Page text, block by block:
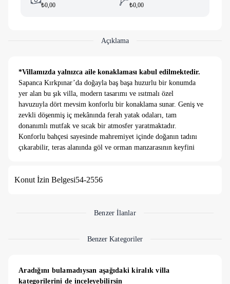
₺0,00
₺0,00
Açıklama
*Villamızda yalnızca aile konaklaması kabul edilmektedir.
Sapanca Kırkpınar’da doğayla baş başa huzurlu bir konumda
yer alan bu şık villa, modern tasarımı ve ısıtmalı özel
havuzuyla dört mevsim konforlu bir konaklama sunar. Geniş ve
zevkli döşenmiş iç mekânında ferah yatak odaları, tam
donanımlı mutfak ve sıcak bir atmosfer yaratmaktadır.
Konforlu bahçesi sayesinde mahremiyet içinde doğanın tadını
çıkarabilir, teras alanında göl ve orman manzarasının keyfini
modern detaylarıyla Sapanca’nın en seçkin konaklama
Konut İzin Belgesi54-2556
Benzer İlanlar
Benzer Kategoriler
Aradığını bulamadıysan aşağıdaki kiralık villa
kategorilerini de inceleyebilirsin